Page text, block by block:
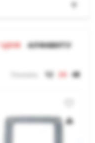
ЦЕНЕ АЛФАВИТУ
12 24 48